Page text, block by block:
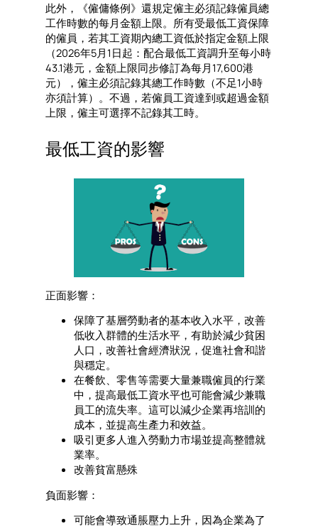
此外，《僱傭條例》還規定僱主必須記錄僱員總
工作時數的每月金額上限。所有受最低工資保障
的僱員，若其工資期內總工資低於指定金額上限
（2026年5月1日起：配合最低工資調升至每小時
43.1港元，金額上限同步修訂為每月17,600港
元），僱主必須記錄其總工作時數（不足1小時
亦須計算）。不過，若僱員工資達到或超過金額
上限，僱主可選擇不記錄其工時。
最低工資的影響
正面影響：
保障了基層勞動者的基本收入水平，改善
低收入群體的生活水平，有助於減少貧困
人口，改善社會經濟狀況，促進社會和諧
與穩定。
在餐飲、零售等需要大量兼職僱員的行業
中，提高最低工資水平也可能會減少兼職
員工的流失率。這可以減少企業再培訓的
成本，並提高生產力和效益。
吸引更多人進入勞動力市場並提高整體就
業率。
改善貧富懸殊
負面影響：
可能會導致通脹壓力上升，因為企業為了